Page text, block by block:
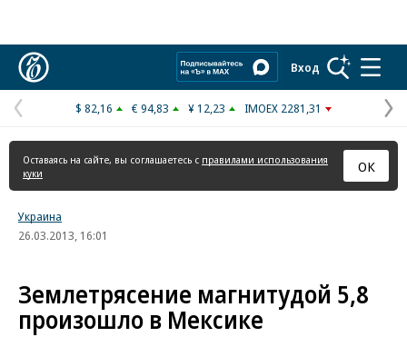
Вход
Предыдущая
страница
$ 82,16 € 94,83 ¥ 12,23 IMOEX 2281,31
Оставаясь на сайте, вы соглашаетесь с правилами использования
куки
ОК
Украина
26.03.2013, 16:01
Землетрясение магнитудой 5,8
произошло в Мексике